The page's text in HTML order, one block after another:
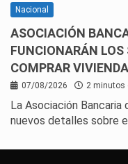
Nacional
ASOCIACIÓN
FUNCIONARÁN LOS
COMPRAR
07/08/2026 2 minutos
La Asociación
nuevos detalles sobre